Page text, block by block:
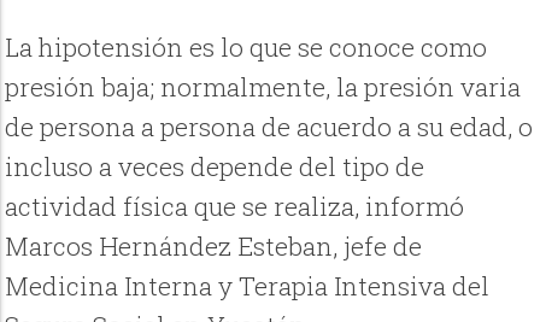
La hipotensión es lo que se conoce como
presión baja; normalmente, la presión varia
de persona a persona de acuerdo a su edad, o
incluso a veces depende del tipo de
actividad física que se realiza, informó
Marcos Hernández Esteban, jefe de
Medicina Interna y Terapia Intensiva del